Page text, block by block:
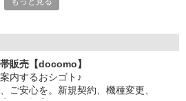
経験スタート。
！
好評です♪
ラン、
販売【docomo】
内するおシゴト♪
ご安心を。新規契約、機種変更、